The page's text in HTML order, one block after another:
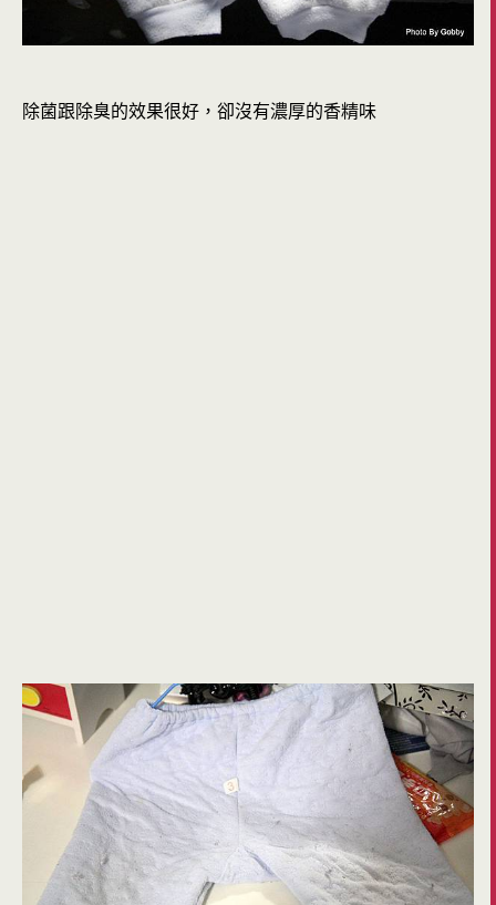
除菌跟除臭的效果很好，卻沒有濃厚的香精味